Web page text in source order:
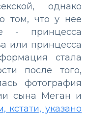
однако
том, что у нее
- принцесса
или принцесса
стала
после того,
фотография
сына Меган и
кстати, указано